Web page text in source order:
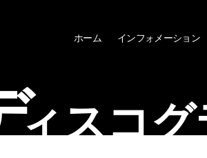
ホーム インフォメーション
ィスコグ